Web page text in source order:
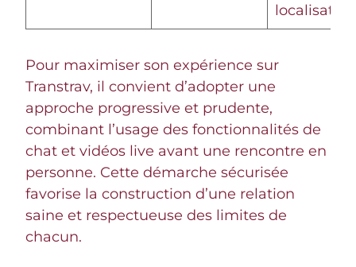
localisation
Pour maximiser son expérience sur
Transtrav, il convient d’adopter une
approche progressive et prudente,
combinant l’usage des fonctionnalités de
chat et vidéos live avant une rencontre en
personne. Cette démarche sécurisée
favorise la construction d’une relation
saine et respectueuse des limites de
chacun.